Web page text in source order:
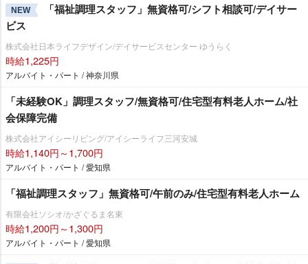
NEW
「福祉調理スタッフ」無資格可/シフト相談可/デイサー
ビス
株式会社日本ライフデザイン/デイサービスセンター ゆうらく
時給1,225円
アルバイト・パート / 神奈川県
「未経験OK」調理スタッフ/無資格可/住宅型有料老人ホーム/社
会保障完備
株式会社アイシーリビング/アイシーライフ三河安城
時給1,140円～1,700円
アルバイト・パート / 愛知県
「福祉調理スタッフ」無資格可/午前のみ/住宅型有料老人ホーム
有限会社ソシオ/かざぐるま名東
時給1,200円～1,300円
アルバイト・パート / 愛知県